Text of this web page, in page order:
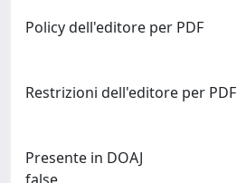
Policy dell'editore per PDF
Restrizioni dell'editore per PDF
Presente in DOAJ